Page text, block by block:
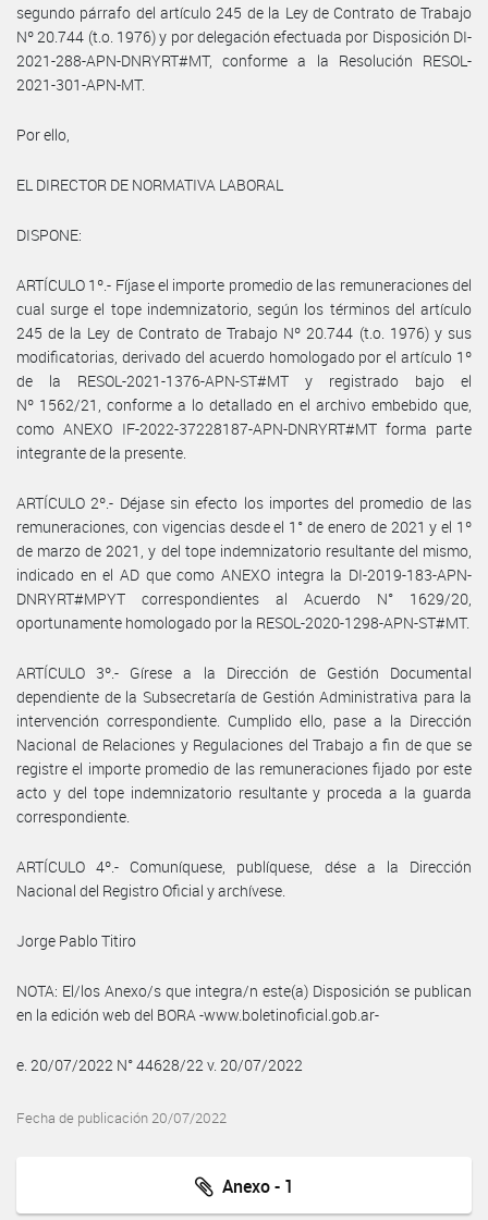
segundo párrafo del artículo 245 de la Ley de Contrato de Trabajo
Nº 20.744 (t.o. 1976) y por delegación efectuada por Disposición DI-
2021-288-APN-DNRYRT#MT, conforme a la Resolución RESOL-
2021-301-APN-MT.
Por ello,
EL DIRECTOR DE NORMATIVA LABORAL
DISPONE:
ARTÍCULO 1º.- Fíjase el importe promedio de las remuneraciones del
cual surge el tope indemnizatorio, según los términos del artículo
245 de la Ley de Contrato de Trabajo Nº 20.744 (t.o. 1976) y sus
modificatorias, derivado del acuerdo homologado por el artículo 1º
de la RESOL-2021-1376-APN-ST#MT y registrado bajo el
Nº 1562/21, conforme a lo detallado en el archivo embebido que,
como ANEXO IF-2022-37228187-APN-DNRYRT#MT forma parte
integrante de la presente.
ARTÍCULO 2º.- Déjase sin efecto los importes del promedio de las
remuneraciones, con vigencias desde el 1° de enero de 2021 y el 1º
de marzo de 2021, y del tope indemnizatorio resultante del mismo,
indicado en el AD que como ANEXO integra la DI-2019-183-APN-
DNRYRT#MPYT correspondientes al Acuerdo N° 1629/20,
oportunamente homologado por la RESOL-2020-1298-APN-ST#MT.
ARTÍCULO 3º.- Gírese a la Dirección de Gestión Documental
dependiente de la Subsecretaría de Gestión Administrativa para la
intervención correspondiente. Cumplido ello, pase a la Dirección
Nacional de Relaciones y Regulaciones del Trabajo a fin de que se
registre el importe promedio de las remuneraciones fijado por este
acto y del tope indemnizatorio resultante y proceda a la guarda
correspondiente.
ARTÍCULO 4º.- Comuníquese, publíquese, dése a la Dirección
Nacional del Registro Oficial y archívese.
Jorge Pablo Titiro
NOTA: El/los Anexo/s que integra/n este(a) Disposición se publican
en la edición web del BORA -www.boletinoficial.gob.ar-
e. 20/07/2022 N° 44628/22 v. 20/07/2022
Fecha de publicación 20/07/2022
Anexo - 1